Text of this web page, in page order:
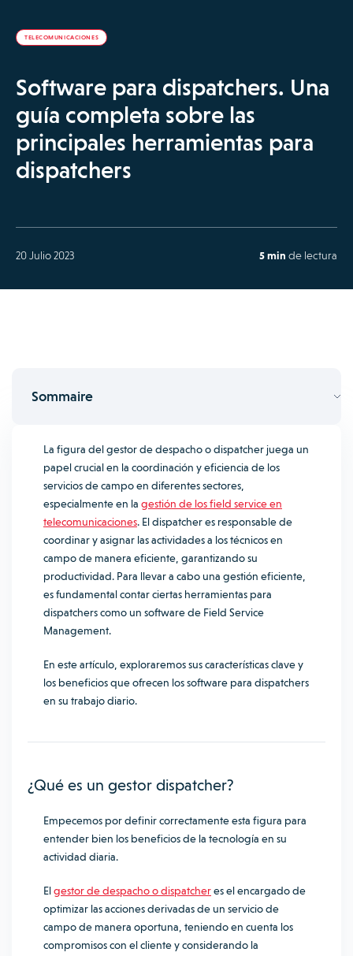
TELECOMUNICACIONES
Software para dispatchers. Una
guía completa sobre las
principales herramientas para
dispatchers
20 Julio 2023 5 min de lectura
Sommaire
La figura del gestor de despacho odispatcher juega un
papel crucial en la coordinación y eficiencia de los
servicios de campo en diferentes sectores,
especialmente en la gestión de los field service en
telecomunicaciones. El dispatcher es responsable de
coordinar y asignar las actividades a los técnicos en
campo de manera eficiente, garantizando su
productividad. Para llevar a cabo una gestión eficiente,
es fundamental contar ciertas herramientas para
dispatchers como un software de Field Service
Management.
En este artículo, exploraremos sus características clave y
los beneficios que ofrecen los software para dispatchers
en su trabajo diario.
¿Qué es un gestor dispatcher?
Empecemos por definir correctamente esta figura para
entender bien los beneficios de la tecnología en su
actividad diaria.
Elgestor de despacho o dispatcheres el encargado de
optimizar las acciones derivadas de un servicio de
campo de manera oportuna, teniendo en cuenta los
compromisos con el cliente y considerando la